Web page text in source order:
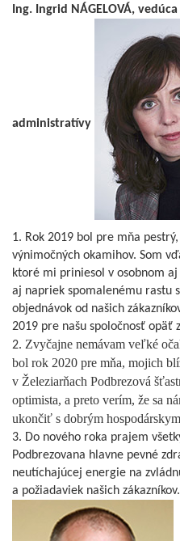
Ing. Ingrid NÁGELOVÁ,
administratívy
1. Rok 2019 bol pre mňa
výnimočných okamihov. Som
ktoré mi priniesol v osobnom
aj napriek spomalenému rastu
objednávok od našich
2019 pre našu spoločnosť opäť
2. Zvyčajne nemávam veľké
bol rok 2020 pre mňa, mojich
v Železiarňach Podbrezová
optimista, a preto verím, že sa
ukončiť s dobrým
3. Do nového roka prajem
Podbrezovana hlavne pevné
neutíchajúcej energie na
a požiadaviek našich zákazníkov.